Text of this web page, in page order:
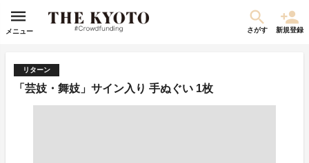
メニュー さがす 新規登録
リターン
「芸妓・舞妓」サイン入り 手ぬぐい 1枚